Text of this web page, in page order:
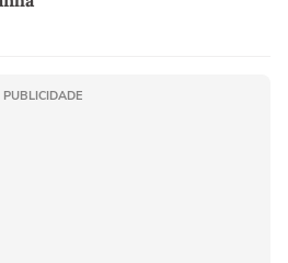
PUBLICIDADE